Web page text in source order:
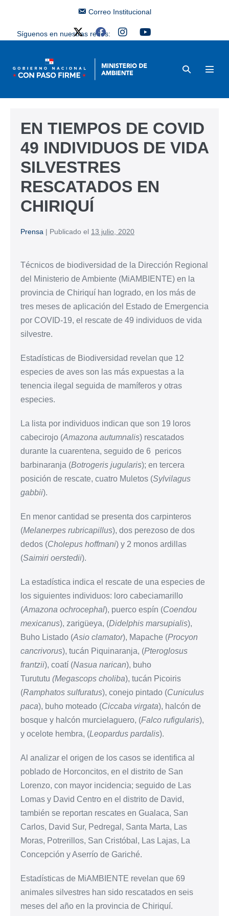
Correo Institucional
Síguenos en nuestras redes:
EN TIEMPOS DE COVID
49 INDIVIDUOS DE VIDA
SILVESTRES
RESCATADOS EN
CHIRIQUÍ
Prensa | Publicado el 13 julio, 2020
Técnicos de biodiversidad de la Dirección Regional
del Ministerio de Ambiente (MiAMBIENTE) en la
provincia de Chiriquí han logrado, en los más de
tres meses de aplicación del Estado de Emergencia
por COVID-19, el rescate de 49 individuos de vida
silvestre.
Estadísticas de Biodiversidad revelan que 12
especies de aves son las más expuestas a la
tenencia ilegal seguida de mamíferos y otras
especies.
La lista por individuos indican que son 19 loros
cabecirojo (Amazona autumnalis) rescatados
durante la cuarentena, seguido de 6 pericos
barbinaranja (Botrogeris jugularis); en tercera
posición de rescate, cuatro Muletos (Sylvilagus
gabbii).
En menor cantidad se presenta dos carpinteros
(Melanerpes rubricapillus), dos perezoso de dos
dedos (Cholepus hoffmani) y 2 monos ardillas
(Saimiri oerstedii).
La estadística indica el rescate de una especies de
los siguientes individuos: loro cabeciamarillo
(Amazona ochrocephal), puerco espín (Coendou
mexicanus), zarigüeya, (Didelphis marsupialis),
Buho Listado (Asio clamator), Mapache (Procyon
cancrivorus), tucán Piquinaranja, (Pteroglosus
frantzii), coatí (Nasua narican), buho
Turututu (Megascops choliba), tucán Picoiris
(Ramphatos sulfuratus), conejo pintado (Cuniculus
paca), buho moteado (Ciccaba virgata), halcón de
bosque y halcón murcielaguero, (Falco rufigularis),
y ocelote hembra, (Leopardus pardalis).
Al analizar el origen de los casos se identifica al
poblado de Horconcitos, en el distrito de San
Lorenzo, con mayor incidencia; seguido de Las
Lomas y David Centro en el distrito de David,
también se reportan rescates en Gualaca, San
Carlos, David Sur, Pedregal, Santa Marta, Las
Moras, Potrerillos, San Cristóbal, Las Lajas, La
Concepción y Aserrío de Gariché.
Estadísticas de MiAMBIENTE revelan que 69
animales silvestres han sido rescatados en seis
meses del año en la provincia de Chiriquí.